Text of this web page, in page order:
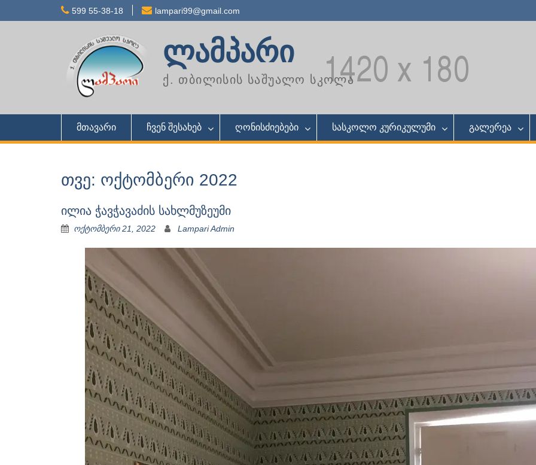
599 55-38-18 lampari99@gmail.com
ლამპარი
ქ. თბილისის საშუალო სკოლა
მთავარი ჩვენ შესახებ ღონისძიებები სასკოლო კურიკულუმი გალერეა
თვე: ოქტომბერი 2022
ილია ჭავჭავაძის სახლმუზეუმი
ოქტომბერი 21, 2022 Lampari Admin